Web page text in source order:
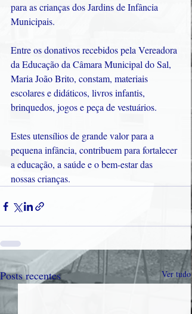
para as crianças dos Jardins de Infância
Municipais.
Entre os donativos recebidos pela Vereadora
da Educação da Câmara Municipal do Sal,
Maria João Brito, constam, materiais
escolares e didáticos, livros infantis,
brinquedos, jogos e peça de vestuários.
Estes utensílios de grande valor para a
pequena infância, contribuem para fortalecer
a educação, a saúde e o bem-estar das
nossas crianças.
Posts recentes Ver tudo